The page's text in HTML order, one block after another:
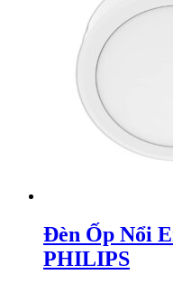
Đèn Ốp Nổi
PHILIPS